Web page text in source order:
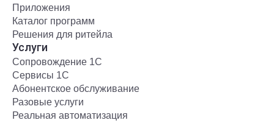
Приложения
Каталог программ
Решения для ритейла
Услуги
Сопровождение 1С
Сервисы 1С
Абонентское обслуживание
Разовые услуги
Реальная автоматизация